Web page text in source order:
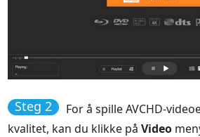
Steg 2
For å spille AVCHD-
kvalitet, kan du klikke påVideo